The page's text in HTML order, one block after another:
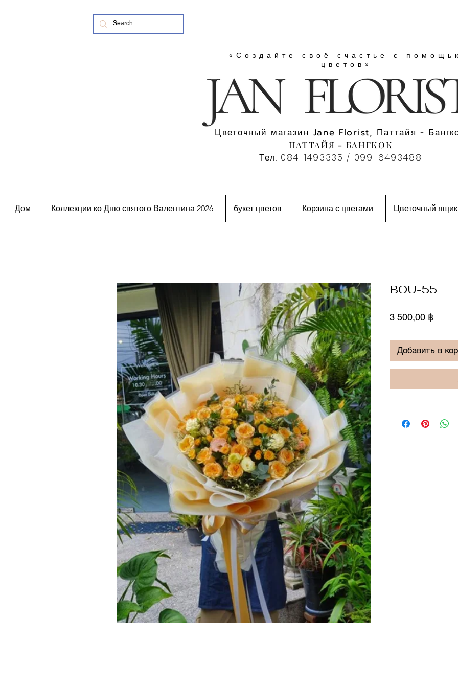
«Создайте своё счастье с
цветов»
Цветочный магазин Jane Florist, Паттайя -
ПАТТАЙЯ - БАНГКОК
Тел. 084-1493335 / 099-6493488
Дом Коллекции ко Дню святого Валентина 2026 букет цветов Корзина с цветами Цветочный ящик
BOU-55
3 500,00 ฿Цена
Добавить в